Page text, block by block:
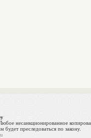
несанкционированное
будет преследоваться по закону.